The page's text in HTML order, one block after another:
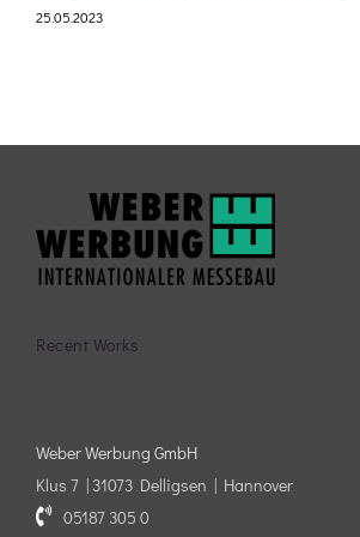
25.05.2023
Recent Works
Weber Werbung GmbH
Klus 7 | 31073 Delligsen | Hannover
05187 305 0